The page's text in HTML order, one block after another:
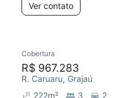
Ver contato
Cobertura
R$ 967.283
R. Caruaru, Grajaú
222m² 3
2